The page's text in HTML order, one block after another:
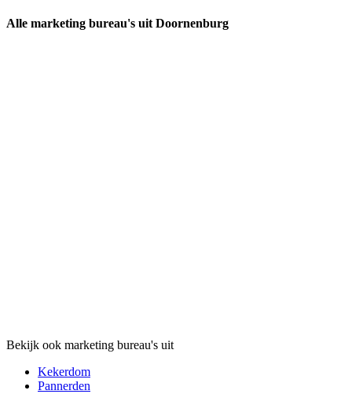
Alle marketing bureau's uit Doornenburg
Bekijk ook marketing bureau's uit
Kekerdom
Pannerden